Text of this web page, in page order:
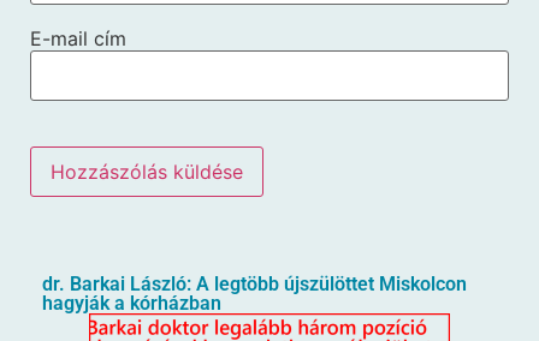
E-mail cím
dr. Barkai László: A legtöbb újszülöttet Miskolcon
hagyják a kórházban